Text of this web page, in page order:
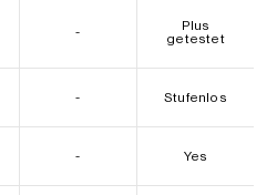
-
Plus
getestet
- Stufenlos
- Yes